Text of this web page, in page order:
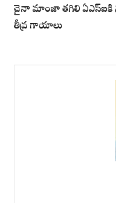
చైనా మాంజా తగిలి ఏఎస్ఐకి
తీవ్ర గాయాలు